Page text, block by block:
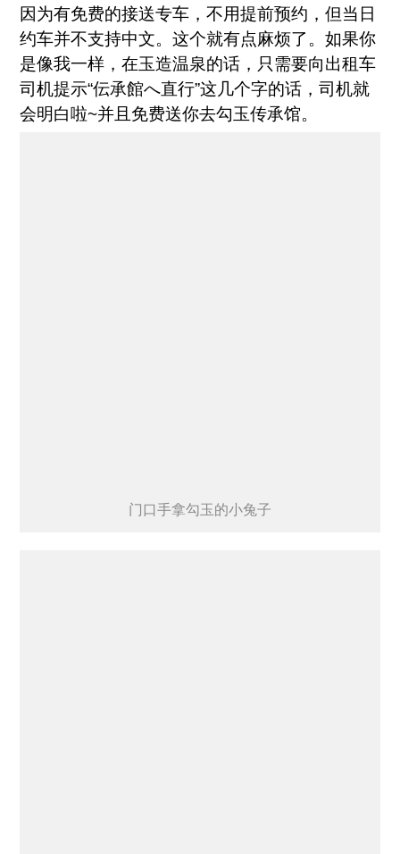
因为有免费的接送专车，不用提前预约，但当日
约车并不支持中文。这个就有点麻烦了。如果你
是像我一样，在玉造温泉的话，只需要向出租车
司机提示“伝承館へ直行”这几个字的话，司机就
会明白啦~并且免费送你去勾玉传承馆。
门口手拿勾玉的小兔子